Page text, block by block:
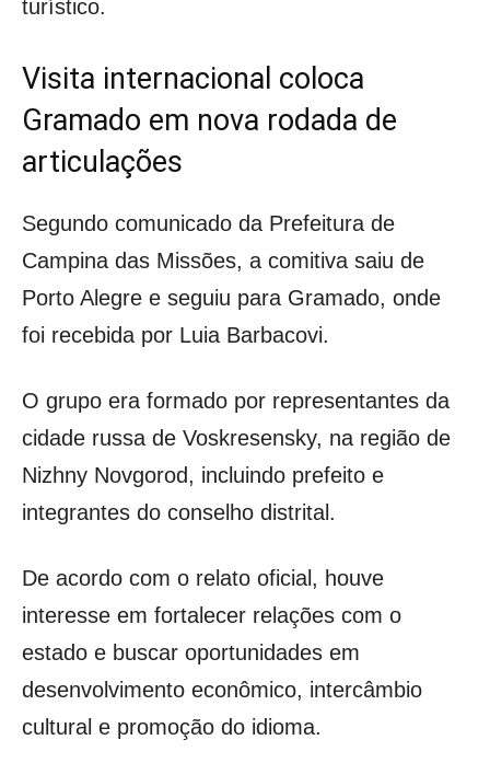
turístico.
Visita internacional coloca
Gramado em nova rodada de
articulações
Segundo comunicado da Prefeitura de
Campina das Missões, a comitiva saiu de
Porto Alegre e seguiu para Gramado, onde
foi recebida por Luia Barbacovi.
O grupo era formado por representantes da
cidade russa de Voskresensky, na região de
Nizhny Novgorod, incluindo prefeito e
integrantes do conselho distrital.
De acordo com o relato oficial, houve
interesse em fortalecer relações com o
estado e buscar oportunidades em
desenvolvimento econômico, intercâmbio
cultural e promoção do idioma.